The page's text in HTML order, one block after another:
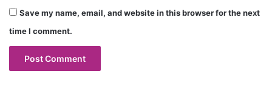
Save my name, email, and website in this browser for the next
time I comment.